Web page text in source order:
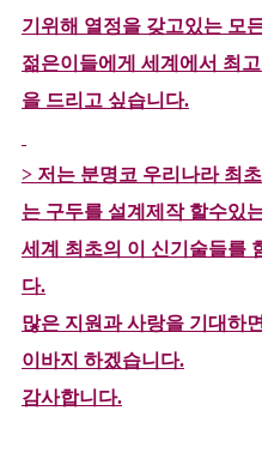
기위해 열정을 갖고있는 모
젊은이들에게 세계에서 최
을 드리고 싶습니다.
> 저는 분명코 우리나라 최
는 구두를 설계제작 할수있
세계 최초의 이 신기술들를
다.
많은 지원과 사랑을 기대하
이바지 하겠습니다.
감사합니다.